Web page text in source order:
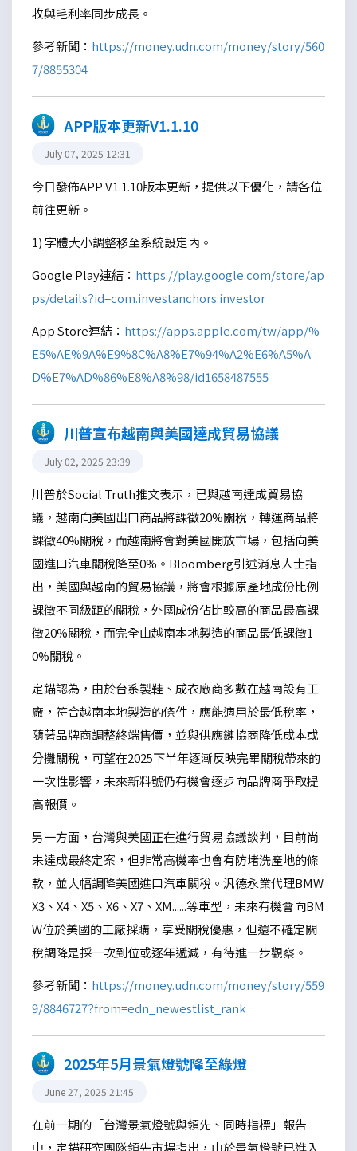
收與毛利率同步成長。
參考新聞： https://money.udn.com/money/story/560
7/8855304
APP版本更新V1.1.10
July 07, 2025 12:31
今日發佈APP V1.1.10版本更新，提供以下優化，請各位
前往更新。
1) 字體大小調整移至系統設定內。
Google Play連結： https://play.google.com/store/ap
ps/details?id=com.investanchors.investor
App Store連結： https://apps.apple.com/tw/app/%
E5%AE%9A%E9%8C%A8%E7%94%A2%E6%A5%A
D%E7%AD%86%E8%A8%98/id1658487555
川普宣布越南與美國達成貿易協議
July 02, 2025 23:39
川普於Social Truth推文表示，已與越南達成貿易協
議，越南向美國出口商品將課徵20%關稅，轉運商品將
課徵40%關稅，而越南將會對美國開放市場，包括向美
國進口汽車關稅降至0%。Bloomberg引述消息人士指
出，美國與越南的貿易協議，將會根據原產地成份比例
課徵不同級距的關稅，外國成份佔比較高的商品最高課
徵20%關稅，而完全由越南本地製造的商品最低課徵1
0%關稅。
定錨認為，由於台系製鞋、成衣廠商多數在越南設有工
廠，符合越南本地製造的條件，應能適用於最低稅率，
隨著品牌商調整終端售價，並與供應鏈協商降低成本或
分攤關稅，可望在2025下半年逐漸反映完畢關稅帶來的
一次性影響，未來新料號仍有機會逐步向品牌商爭取提
高報價。
另一方面，台灣與美國正在進行貿易協議談判，目前尚
未達成最終定案，但非常高機率也會有防堵洗產地的條
款，並大幅調降美國進口汽車關稅。汎德永業代理BMW
X3、X4、X5、X6、X7、XM......等車型，未來有機會向BM
W位於美國的工廠採購，享受關稅優惠，但還不確定關
稅調降是採一次到位或逐年遞減，有待進一步觀察。
參考新聞： https://money.udn.com/money/story/559
9/8846727?from=edn_newestlist_rank
2025年5月景氣燈號降至綠燈
June 27, 2025 21:45
在前一期的「台灣景氣燈號與領先、同時指標」報告